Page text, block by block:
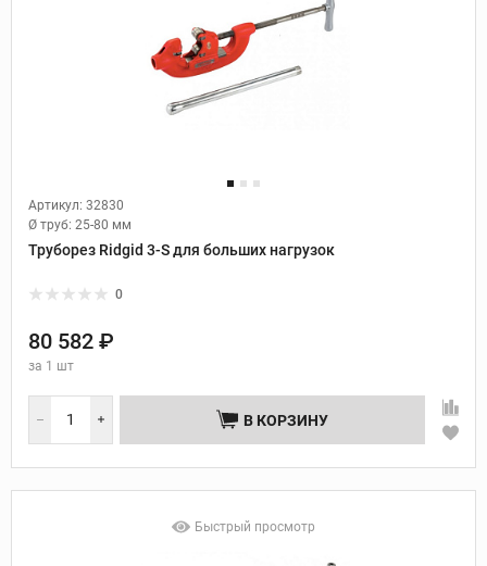
Артикул: 32830
Ø труб: 25-80 мм
Труборез Ridgid 3-S для больших нагрузок
0
80 582 ₽
за 1 шт
В КОРЗИНУ
Быстрый просмотр